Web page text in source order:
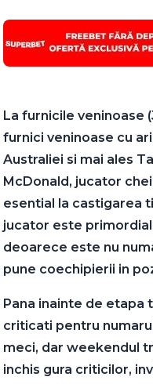
La furnicile veninoase
furnici veninoase cu
Australiei si mai ales
McDonald, jucator
esential la castigarea
jucator este
deoarece este nu
pune coechipierii in
Pana inainte de etapa
criticati pentru
meci, dar weekendul
inchis gura criticilor,